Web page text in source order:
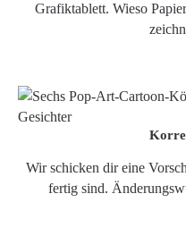
Grafiktablett. Wieso
Wir schicken dir eine
fertig sind.